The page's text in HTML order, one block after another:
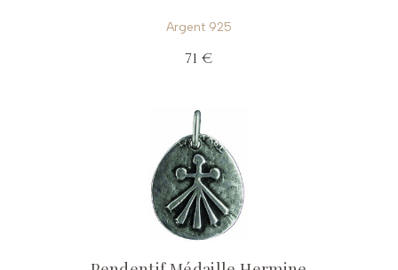
Argent 925
71 €